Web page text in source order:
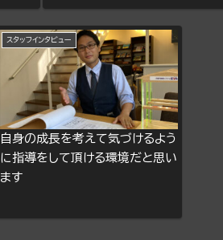
スタッフインタビュー
自身の成長を考えて気づけるよう
に指導をして頂ける環境だと思い
ます